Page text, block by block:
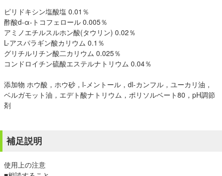
ピリドキシン塩酸塩 0.01％
酢酸d-α-トコフェロール 0.005％
アミノエチルスルホン酸(タウリン) 0.02％
L-アスパラギン酸カリウム 0.1％
グリチルリチン酸二カリウム 0.025％
コンドロイチン硫酸エステルナトリウム 0.04％
添加物 ホウ酸，ホウ砂，l-メントール，dl-カンフル，ユーカリ油，
ベルガモット油，エデト酸ナトリウム，ポリソルベート80，pH調節
剤
補足説明
使用上の注意